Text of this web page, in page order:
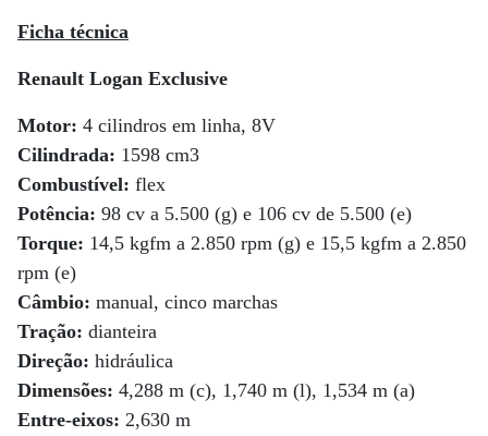
Ficha técnica
Renault Logan Exclusive
Motor: 4 cilindros em linha, 8V
Cilindrada: 1598 cm3
Combustível: flex
Potência: 98 cv a 5.500 (g) e 106 cv de 5.500 (e)
Torque: 14,5 kgfm a 2.850 rpm (g) e 15,5 kgfm a 2.850
rpm (e)
Câmbio: manual, cinco marchas
Tração: dianteira
Direção: hidráulica
Dimensões: 4,288 m (c), 1,740 m (l), 1,534 m (a)
Entre-eixos: 2,630 m